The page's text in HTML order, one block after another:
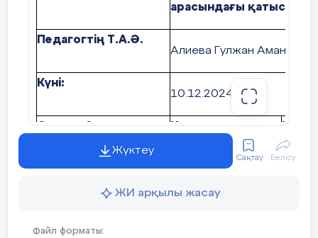
арасындағы қатыстар
Педагогтің Т.А.Ә.
Алиева Гулжан
Күні:
10.12.2024ж
Сынып: 8
Қатысушылар
сәйкес оқыту
Жүктеу
Сақтау Бөлісу
ЖИ арқылы жасау
Файл форматы: